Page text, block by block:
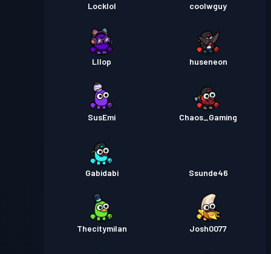
Locklol coolwguy
Lllop huseneon
SusEmi Chaos_Gaming
Gabidabi Ssunde46
Thecitymilan Josh0077